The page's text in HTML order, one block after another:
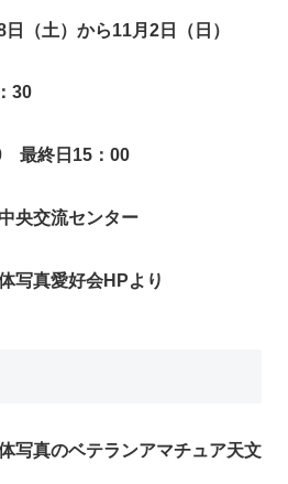
（土）から11月2日（日）
30
最終日15：00
央交流センター
写真愛好会HPより
写真のベテランアマチュア天文